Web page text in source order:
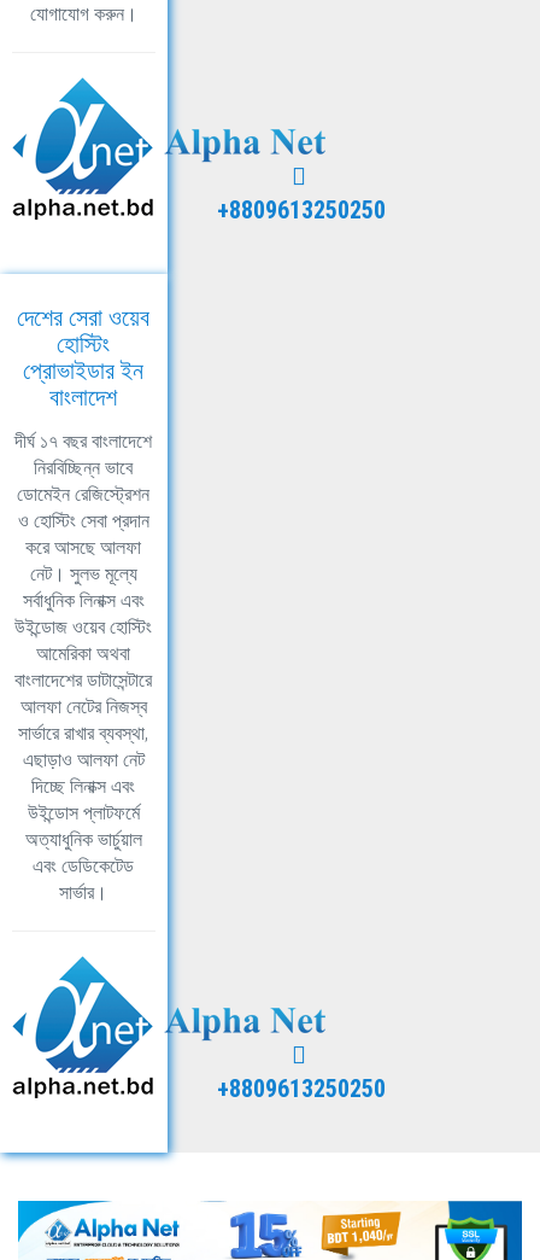
যোগাযোগ করুন।
+8809613250250
দেশের সেরা ওয়েব
হোস্টিং
প্রোভাইডার ইন
বাংলাদেশ
দীর্ঘ ১৭ বছর বাংলাদেশে
নিরবিচ্ছিন্ন ভাবে
ডোমেইন রেজিস্ট্রেশন
ও হোস্টিং সেবা প্রদান
করে আসছে আলফা
নেট। সুলভ মূল্যে
সর্বাধুনিক লিনাক্স এবং
উইন্ডোজ ওয়েব হোস্টিং
আমেরিকা অথবা
বাংলাদেশের ডাটাসেন্টারে
আলফা নেটের নিজস্ব
সার্ভারে রাখার ব্যবস্থা,
এছাড়াও আলফা নেট
দিচ্ছে লিনাক্স এবং
উইন্ডোস প্লাটফর্মে
অত্যাধুনিক ভার্চুয়াল
এবং ডেডিকেটেড
সার্ভার।
+8809613250250